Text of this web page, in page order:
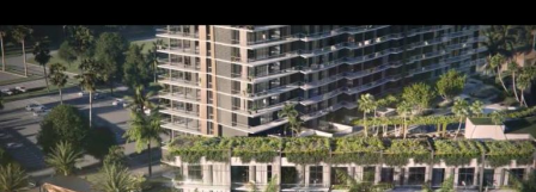
b
o
o
k
st ar
tir
entrada
de
llama
la
de